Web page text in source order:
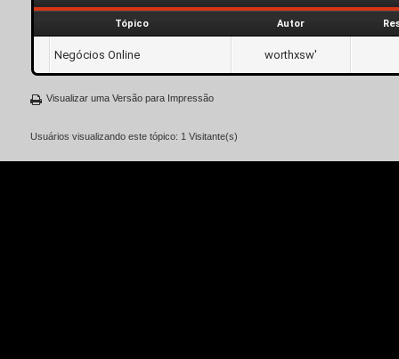
Tópico Autor
Negócios Online worthxsw'
Visualizar uma Versão para Impressão
Usuários visualizando este tópico: 1 Visitante(s)